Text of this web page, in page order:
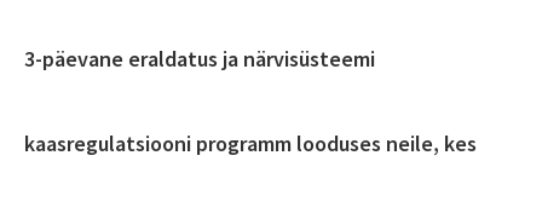
3-päevane eraldatus ja närvisüsteemi
kaasregulatsiooni programm looduses neile, kes